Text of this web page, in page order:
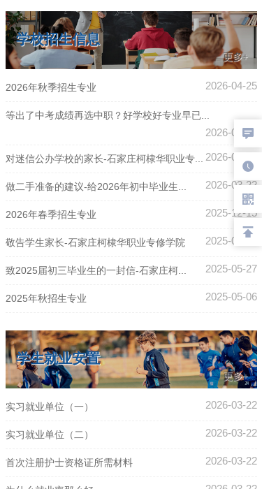
学校招生信息
更多+
2026年秋季招生专业 2026-04-25
等出了中考成绩再选中职？好学校好专业早已...
2026-04-25
对迷信公办学校的家长-石家庄柯棣华职业专... 2026-03-23
做二手准备的建议-给2026年初中毕业生... 2026-03-22
2026年春季招生专业 2025-12-15
敬告学生家长-石家庄柯棣华职业专修学院 2025-06-24
致2025届初三毕业生的一封信-石家庄柯... 2025-05-27
2025年秋招生专业 2025-05-06
学生就业安置
更多+
实习就业单位（一） 2026-03-22
实习就业单位（二） 2026-03-22
首次注册护士资格证所需材料 2026-03-22